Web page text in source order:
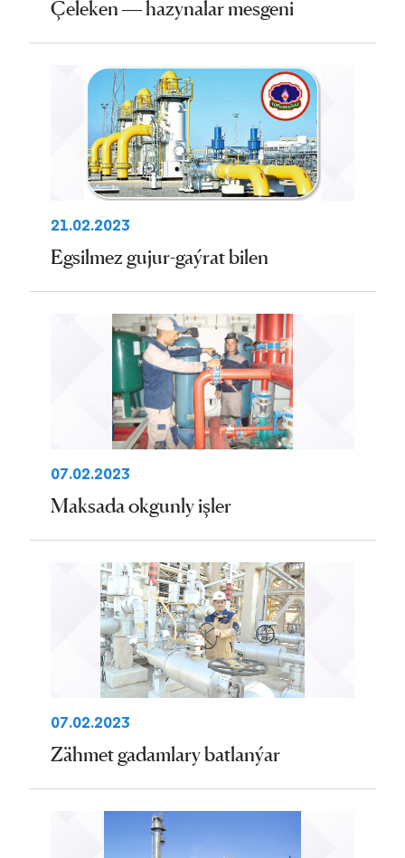
Çeleken — hazynalar mesgeni
21.02.2023
Egsilmez gujur-gaýrat bilen
07.02.2023
Maksada okgunly işler
07.02.2023
Zähmet gadamlary batlanýar